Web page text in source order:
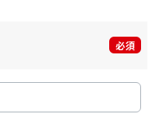
必須